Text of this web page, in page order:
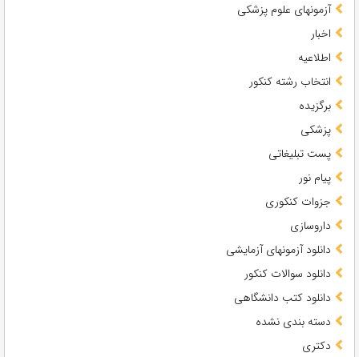
آزمونهای علوم پزشکی
اخبار
اطلاعیه
انتخاب رشته کنکور
برگزیده
پزشکی
پست تبلیغاتی
پیام نور
جزوات کنکوری
داروسازی
دانلود آزمونهای آزمایشی
دانلود سوالات کنکور
دانلود کتب دانشگاهی
دسته بندی نشده
دکتری